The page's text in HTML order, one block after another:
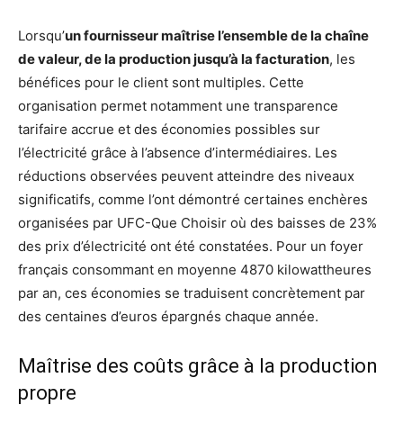
Lorsqu’un fournisseur maîtrise l’ensemble de la chaîne
de valeur, de la production jusqu’à la facturation, les
bénéfices pour le client sont multiples. Cette
organisation permet notamment une transparence
tarifaire accrue et des économies possibles sur
l’électricité grâce à l’absence d’intermédiaires. Les
réductions observées peuvent atteindre des niveaux
significatifs, comme l’ont démontré certaines enchères
organisées par UFC-Que Choisir où des baisses de 23%
des prix d’électricité ont été constatées. Pour un foyer
français consommant en moyenne 4870 kilowattheures
par an, ces économies se traduisent concrètement par
des centaines d’euros épargnés chaque année.
Maîtrise des coûts grâce à la production
propre